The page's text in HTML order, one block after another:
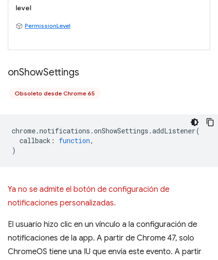
level
PermissionLevel
onShowSettings
Obsoleto desde Chrome 65
chrome.notifications .onShowSettings .addListener(
callback : function,
)
Ya no se admite el botón de configuración de
notificaciones personalizadas.
El usuario hizo clic en un vínculo a la configuración de
notificaciones de la app. A partir de Chrome 47, solo
ChromeOS tiene una IU que envía este evento. A partir